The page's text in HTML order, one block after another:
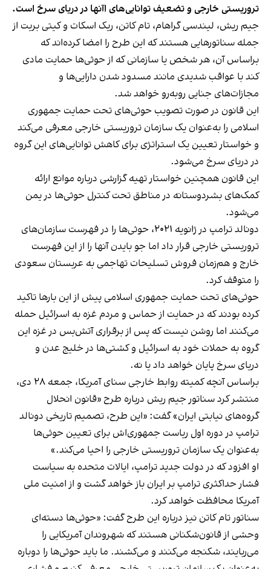
تروریستی خارجی و تضعیف توانایی‌های اآنها در دریای سرخ است.
جیم‌ ریش، لیندسی گراهام، تام کاتن، ریک اسکات و کیتی بریت از
جمله سناتورهایی هستند که این طرح را امضا کرده‌اند که
براساس آن، هر شخص یا سازمانی که از حوثی‌ها حمایت مادی
کند با عواقب شدیدی مانند مسدود شدن دارایی‌ها و
مجازات‌های جنایی روبه‌رو خواهد شد.
این قانون در صورت تصویب حوثی‌های تحت حمایت جمهوری
اسلامی را به‌عنوان یک سازمان تروریستی خارجی معرفی می‌کند
و خواستار تعیین یک استراتژی برای کاهش توانایی‌های این گروه
در دریای سرخ می‌شود.
این قانون همچنین خواستار تهیه گزارشی درباره موانع ارائه
کمک‌های بشردوستانه در مناطق تحت کنترل حوثی‌ها در یمن
می‌شود.
دونالد ترامپ در ژانویه ۲۰۲۱، حوثی‌ها را در فهرست سازمان‌های
تروریستی خارجی قرار داد اما جو بایدن آنها را از این فهرست
خارج و هم‌زمان فروش تسلیحات تهاجمی به عربستان سعودی
را متوقف کرد.
حوثی‌های تحت حمایت جمهوری اسلامی پیش از این بارها تاکید
کرده بودند که در حمایت از حماس و مردم غزه به اسرائیل حمله
می‌کنند اما روشن نیست که پس از برقراری آتش‌بس در غزه این
گروه به حملات خود به اسرائیل و کشتی‌ها در خلیج عدن و
دریای سرخ پایان خواهد داد یا نه.
براساس آنچه کمیته روابط خارجی سنای آمریکا، جمعه ۲۸ دی،
منتشر کرد سناتور جیم ریش درباره طرح «قانون انحلال
گروه‌های نیابتی ایران» گفت: «این طرح، تصمیم تاریخی دونالد
ترامپ در دوره اول ریاست جمهوری‌اش برای تعیین حوثی‌ها
به‌عنوان یک سازمان تروریستی خارجی را احیا می‌کند.»
او افزود که در دولت جدید ترامپ، ایالات متحده به سیاست
فشار حداکثری ترامپ بر ایران باز خواهد گشت و از امنیت ملی
آمریکا محافظت خواهد کرد.
سناتور تام کاتن نیز درباره این طرح گفت: «حوثی‌ها دسته‎‌ای
وحشی از قانون‌شکنانی هستند که شهروندان آمریکایی را
می‌ربایند، شکنجه می‌کنند و می‌کشند. ما باید حوثی‌ها را دوباره